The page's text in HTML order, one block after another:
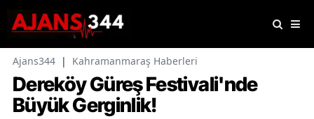
Ajans344 | Kahramanmaraş Haberleri
Dereköy Güreş Festivali'nde
Büyük Gerginlik!